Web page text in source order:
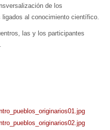
de los
al conocimiento científico.
las y los participantes